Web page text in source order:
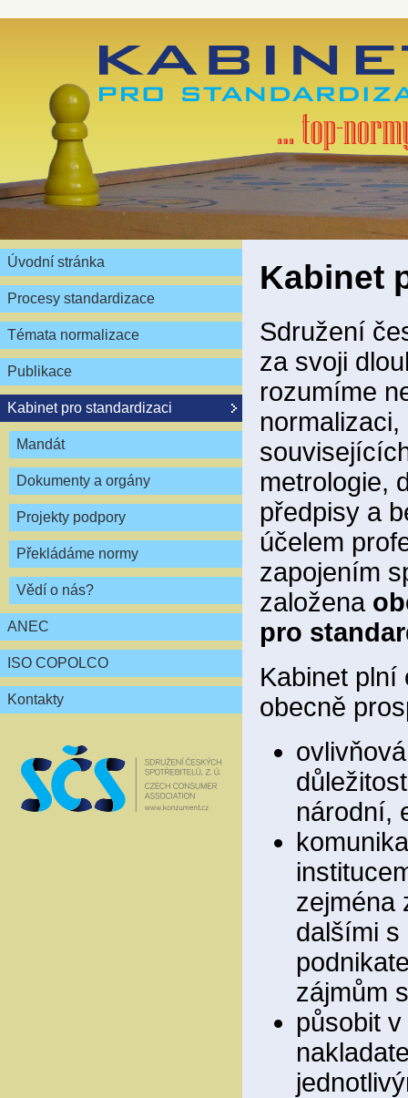
Úvodní stránka
Procesy standardizace
Témata normalizace
Publikace
Kabinet pro standardizaci
Mandát
Dokumenty a orgány
Projekty podpory
Překládáme normy
Vědí o nás?
ANEC
ISO COPOLCO
Kontakty
Kabinet
Sdružení
za svoji
rozumíme
metrologie,
předpisy a
účelem
zapojením
založena
pro
Kabinet plní
obecně
národní,
zejména
dalšími s
zájmům
působit